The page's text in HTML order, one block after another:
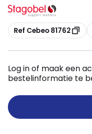
Kopiëren
Ref Cebeo 81762
Log in of maak een
bestelinformatie te